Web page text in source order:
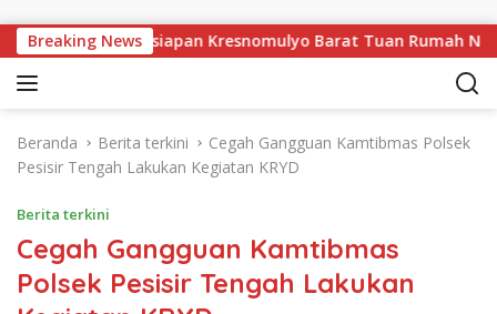
Breaking News
Pekon Persiapan Kresnomulyo Barat Tuan Rumah Ngopi
Beranda Berita terkini
Cegah Gangguan Kamtibmas Polsek
Pesisir Tengah Lakukan Kegiatan KRYD
Berita terkini
Cegah Gangguan Kamtibmas
Polsek Pesisir Tengah Lakukan